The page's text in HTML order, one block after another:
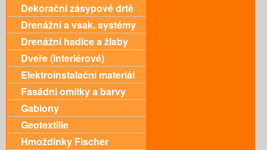
Dekorační zásypové drtě
Drenážní a vsak. systémy
Drenážní hadice a žlaby
Dveře (interiérové)
Elektroinstalační materiál
Fasádní omítky a barvy
Gabiony
Geotextilie
Hmoždinky Fischer